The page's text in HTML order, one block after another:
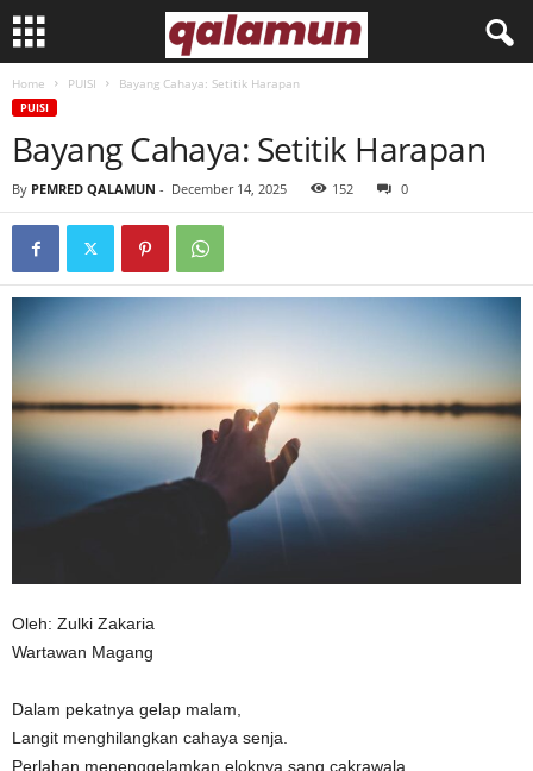
Home PUISI Bayang Cahaya: Setitik Harapan
PUISI
Bayang Cahaya: Setitik Harapan
By PEMRED QALAMUN - December 14, 2025 152 0
Oleh: Zulki Zakaria
Wartawan Magang
Dalam pekatnya gelap malam,
Langit menghilangkan cahaya senja.
Perlahan menenggelamkan eloknya sang cakrawala.